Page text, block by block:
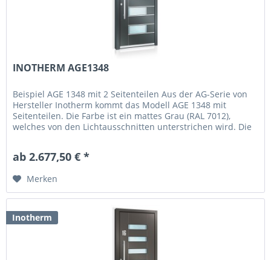
INOTHERM AGE1348
Beispiel AGE 1348 mit 2 Seitenteilen Aus der AG-Serie von
Hersteller Inotherm kommt das Modell AGE 1348 mit
Seitenteilen. Die Farbe ist ein mattes Grau (RAL 7012),
welches von den Lichtausschnitten unterstrichen wird. Die
ab 2.677,50 € *
Merken
Inotherm